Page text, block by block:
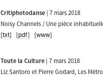
Critiphotodanse | 7 mars 2018
Noisy Channels / Une pièce
[txt]
[pdf] [www]
Toute la Culture | 7 mars 2018
Liz Santoro et Pierre Godard, Les